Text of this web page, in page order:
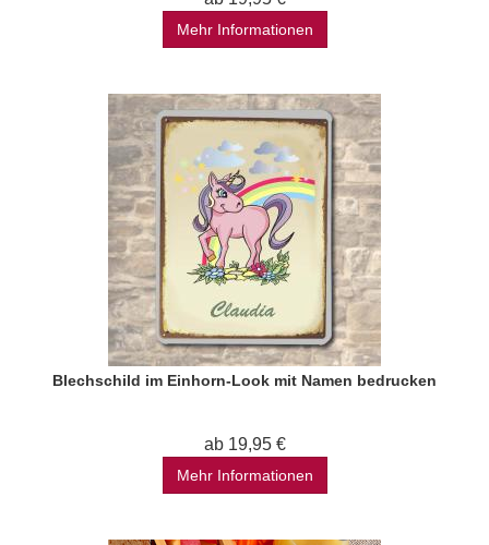
Mehr Informationen
Blechschild im Einhorn-Look mit Namen bedrucken
ab 19,95 €
Mehr Informationen